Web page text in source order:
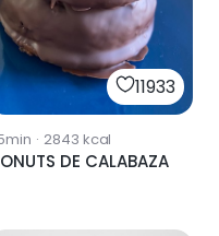
11933
· 2843 kcal
DE CALABAZA